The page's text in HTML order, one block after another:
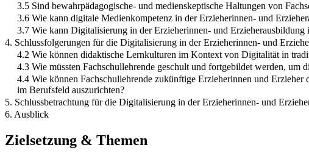
3.5 Sind bewahrpädagogische- und medienskeptische Haltungen von
3.6 Wie kann digitale Medienkompetenz in der Erzieherinnen- und
3.7 Wie kann Digitalisierung in der Erzieherinnen- und Erzieherausbildung
4. Schlussfolgerungen für die Digitalisierung in der Erzieherinnen- und
4.2 Wie können didaktische Lernkulturen im Kontext von Digitalität in
4.3 Wie müssten Fachschullehrende geschult und fortgebildet werden,
4.4 Wie können Fachschullehrende zukünftige Erzieherinnen und
im Berufsfeld auszurichten?
5. Schlussbetrachtung für die Digitalisierung in der Erzieherinnen- und
6. Ausblick
Zielsetzung & Themen